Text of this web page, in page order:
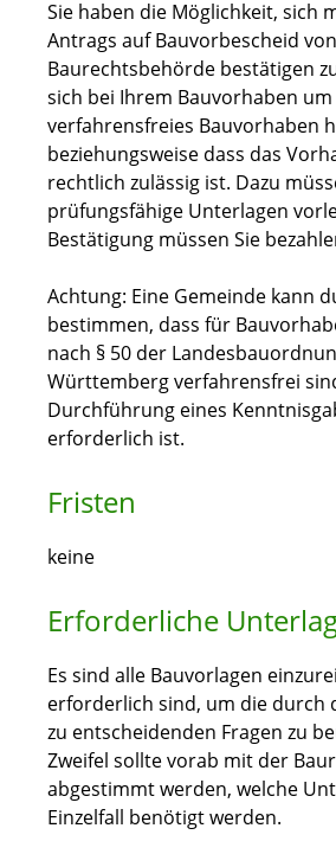
Sie haben die Möglichkeit, sich
Antrags auf Bauvorbescheid
Baurechtsbehörde bestätigen
sich bei Ihrem Bauvorhaben um
verfahrensfreies Bauvorhaben
beziehungsweise dass das
rechtlich zulässig ist. Dazu
prüfungsfähige Unterlagen
Bestätigung müssen Sie
Achtung: Eine Gemeinde kann
bestimmen, dass für
nach § 50 der
Württemberg verfahrensfrei
Durchführung eines
erforderlich ist.
Fristen
keine
Erforderliche
Es sind alle Bauvorlagen
erforderlich sind, um die durch
zu entscheidenden Fragen zu
Zweifel sollte vorab mit der
abgestimmt werden, welche
Einzelfall benötigt werden.